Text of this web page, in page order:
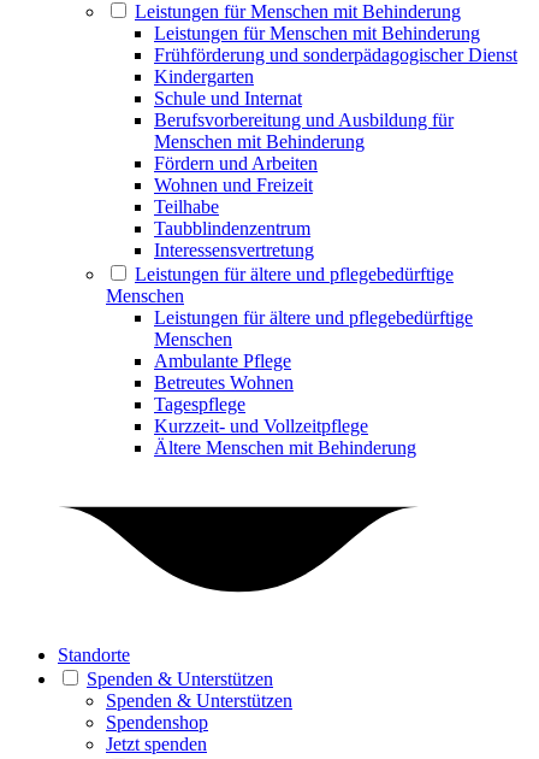
Leistungen für Menschen mit Behinderung
Leistungen für Menschen mit Behinderung
Frühförderung und sonderpädagogischer Dienst
Kindergarten
Schule und Internat
Berufsvorbereitung und Ausbildung für
Menschen mit Behinderung
Fördern und Arbeiten
Wohnen und Freizeit
Teilhabe
Taubblindenzentrum
Interessensvertretung
Leistungen für ältere und pflegebedürftige
Menschen
Leistungen für ältere und pflegebedürftige
Menschen
Ambulante Pflege
Betreutes Wohnen
Tagespflege
Kurzzeit- und Vollzeitpflege
Ältere Menschen mit Behinderung
Standorte
Spenden & Unterstützen
Spenden & Unterstützen
Spendenshop
Jetzt spenden